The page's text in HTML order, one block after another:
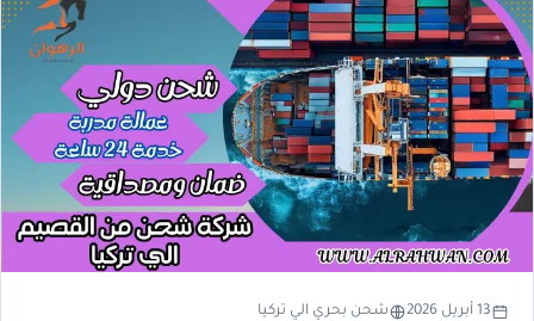
13 أبريل 2026 شحن بحري الي تركيا